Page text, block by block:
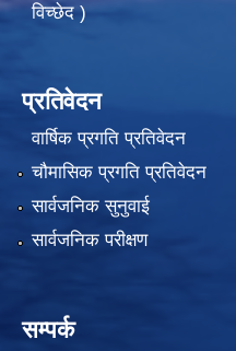
विच्छेद )
प्रतिवेदन
वार्षिक प्रगति प्रतिवेदन
चौमासिक प्रगति प्रतिवेदन
सार्वजनिक सुनुवाई
सार्वजनिक परीक्षण
सम्पर्क